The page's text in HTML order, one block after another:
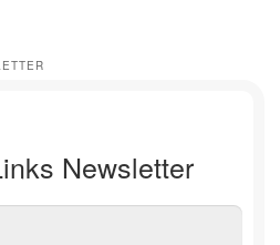
Newsletter